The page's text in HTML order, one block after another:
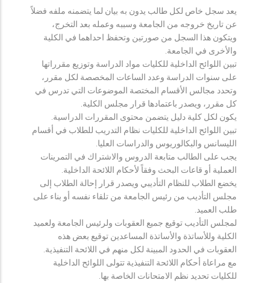
يعد سجل خاص لكل طالب يدون به بيان لما يتضمنه ملفه فضلاً
عن تاريخ خروجه من الجامعة وسببه وعمله بعد التخرج،
ويتكون هذا السجل من صورتين وتحفظ احداهما في الكلية
والأخرى في الجامعة.
تبين اللوائح الداخلية للكليات مواد الدراسة وتوزيع مقرراتها
على سنوات الدراسة وعدد الساعات المخصصة لكل مقرر،
وتحدد مجالس الأقسام المختصة الموضوعات التي تدرس في
كل مقرر، ويصدر باعتمادها قرار مجلس الكلية.
يكون لكل كلية دليل يتضمن محتوى المقررات الدراسية.
تبين اللوائح الداخلية للكليات نظام التدريب للطلاب في أقسام
الليسانس والبكالوريوس والدراسات العليا.
يجب على الطالب متابعة الدروس والاشتراك في التمرينات
العملية أو قاعات البحث وفقاً لأحكام اللائحة الداخلية.
يخضع الطلاب للنظام التأديبي ويصدر قرار إحالة الطلاب إلى
مجلس التأديب من رئيس الجامعة من تلقاء نفسه أو بناء على
طلب العميد.
لمجلس التأديب توقيع جميع العقوبات ولرئيس الجامعة ولعميد
الكلية وللأساتذة والأساتذة المساعدين توقيع بعض هذه
العقوبات في الحدود المبينة لكل منهم في اللائحة التنفيذية.
مع مراعاة أحكام اللائحة التنفيذية تتولى اللوائح الداخلية
للكليات تحديد نظم الامتحانات الخاصة بها.